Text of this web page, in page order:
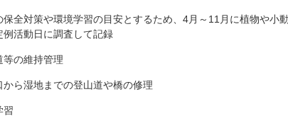
対策や環境学習の目安とするため、4月～11月に植物や小動
活動日に調査して記録
の維持管理
湿地までの登山道や橋の修理
習